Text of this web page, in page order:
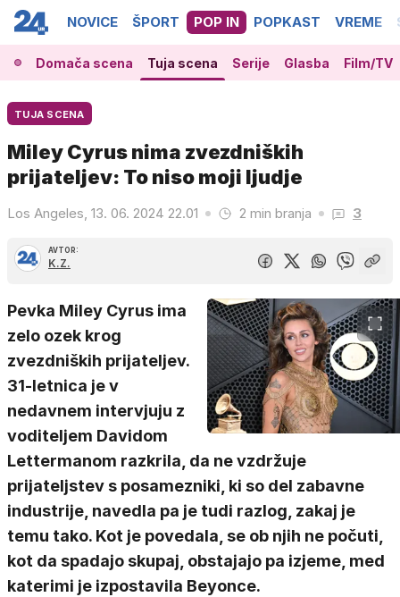
NOVICE ŠPORT POP IN POPKAST VREME
Domača scena Tuja scena Serije Glasba Film/TV
TUJA SCENA
Miley Cyrus nima zvezdniških
prijateljev: To niso moji ljudje
Los Angeles, 13. 06. 2024 22.01 2 min branja 3
AVTOR:
K.Z.
Pevka Miley Cyrus ima
zelo ozek krog
zvezdniških prijateljev.
31-letnica je v
nedavnem intervjuju z
voditeljem Davidom
Lettermanom razkrila, da ne vzdržuje
prijateljstev s posamezniki, ki so del zabavne
industrije, navedla pa je tudi razlog, zakaj je
temu tako. Kot je povedala, se ob njih ne počuti,
kot da spadajo skupaj, obstajajo pa izjeme, med
katerimi je izpostavila Beyonce.